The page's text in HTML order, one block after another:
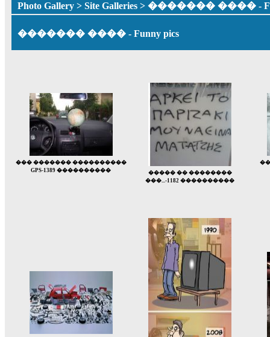
Photo Gallery > Site Galleries > ������� ���� -
������� ���� - Funny pics
��� ������� ����������
GPS-1389 ����������
����� �� ��������
���...-1182 ����������